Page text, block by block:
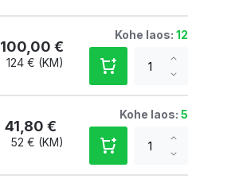
100,00 €
124 €
Kohe laos: 12
Increase
qty
Decrease
41,80 €
52 €
Kohe laos: 5
Increase
qty
Decrease